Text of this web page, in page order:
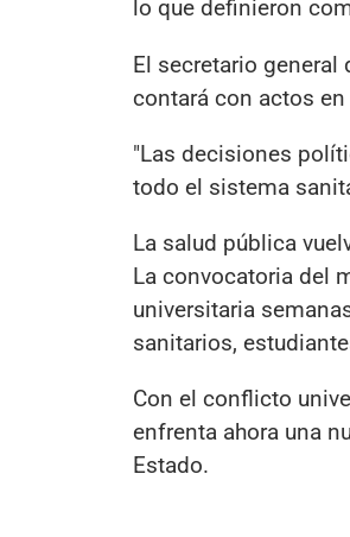
lo que definieron
El secretario general
contará con actos
"Las decisiones
todo el sistema
La salud pública
La convocatoria del
universitaria
sanitarios,
Con el conflicto
enfrenta ahora una
Estado.